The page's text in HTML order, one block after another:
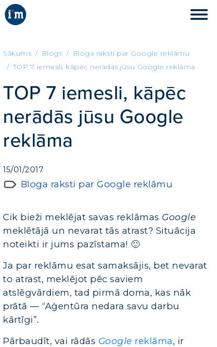
Sākums Blogs
Bloga raksti par Google reklāmu
TOP 7 iemesli, kāpēc nerādās jūsu Google reklāma
TOP 7 iemesli, kāpēc
nerādās jūsu Google
reklāma
15/01/2017
Bloga raksti par Google reklāmu
Cik bieži meklējat savas reklāmas Google
meklētājā un nevarat tās atrast? Situācija
noteikti ir jums pazīstama! 🙂
Ja par reklāmu esat samaksājis, bet nevarat
to atrast, meklējot pēc saviem
atslēgvārdiem, tad pirmā doma, kas nāk
prātā — “Aģentūra nedara savu darbu
kārtīgi”.
Pārbaudīt, vai rādās Google reklāma, ir